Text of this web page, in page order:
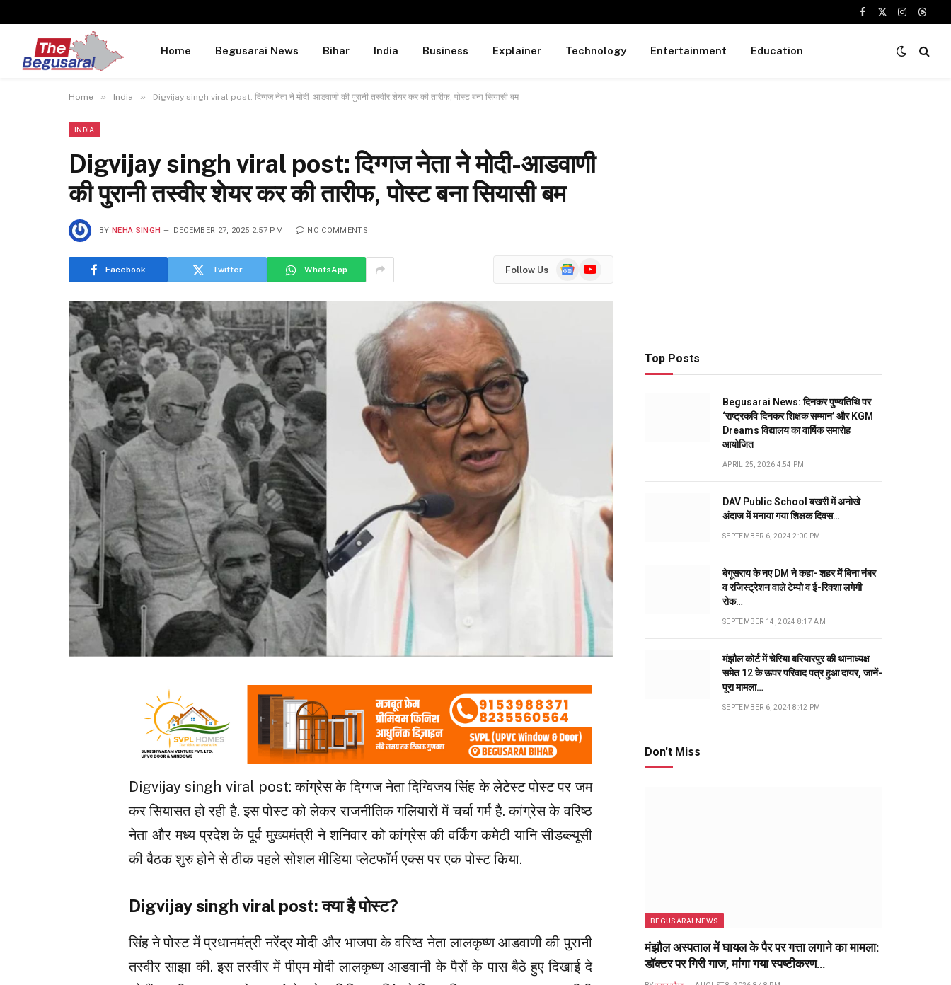
Facebook
X
Instagram
Home Begusarai News Bihar India Business Explainer Technology Entertainment Education
Home » India » Digvijay singh viral post: दिग्गज नेता ने मोदी-आडवाणी की पुरानी तस्वीर शेयर कर की तारीफ, पोस्ट बना सियासी बम
INDIA
Digvijay singh viral post: दिग्गज नेता ने मोदी-आडवाणी
की पुरानी तस्वीर शेयर कर की तारीफ, पोस्ट बना सियासी बम
BY NEHA SINGH DECEMBER 27, 2025 2:57 PM NO COMMENTS
Facebook Twitter WhatsApp Follow Us
GoogleYouTube
Digvijay singh viral post: कांग्रेस के दिग्गज नेता दिग्विजय सिंह के लेटेस्ट पोस्ट पर जम
कर सियासत हो रही है. इस पोस्ट को लेकर राजनीतिक गलियारों में चर्चा गर्म है. कांग्रेस के वरिष्ठ
नेता और मध्य प्रदेश के पूर्व मुख्यमंत्री ने शनिवार को कांग्रेस की वर्किंग कमेटी यानि सीडब्ल्यूसी
की बैठक शुरु होने से ठीक पहले सोशल मीडिया प्लेटफॉर्म एक्स पर एक पोस्ट किया.
Digvijay singh viral post: क्या है पोस्ट?
सिंह ने पोस्ट में प्रधानमंत्री नरेंद्र मोदी और भाजपा के वरिष्ठ नेता लालकृष्ण आडवाणी की पुरानी
तस्वीर साझा की. इस तस्वीर में पीएम मोदी लालकृष्ण आडवानी के पैरों के पास बैठे हुए दिखाई दे
Top Posts
Begusarai News: दिनकर पुण्यतिथि पर
‘राष्ट्रकवि दिनकर शिक्षक सम्मान’ और KGM
Dreams विद्यालय का वार्षिक समारोह
आयोजित
APRIL 25, 2026 4:54 PM
DAV Public School बखरी में अनोखे
अंदाज में मनाया गया शिक्षक दिवस…
SEPTEMBER 6, 2024 2:00 PM
बेगूसराय के नए DM ने कहा- शहर में बिना नंबर
व रजिस्ट्रेशन वाले टेम्पो व ई-रिक्शा लगेगी
रोक…
SEPTEMBER 14, 2024 8:17 AM
मंझौल कोर्ट में चेरिया बरियारपुर की थानाध्यक्ष
समेत 12 के ऊपर परिवाद पत्र हुआ दायर, जानें-
पूरा मामला…
SEPTEMBER 6, 2024 8:42 PM
Don't Miss
BEGUSARAI NEWS
मंझौल अस्पताल में घायल के पैर पर गत्ता लगाने का मामला:
डॉक्टर पर गिरी गाज, मांगा गया स्पष्टीकरण…